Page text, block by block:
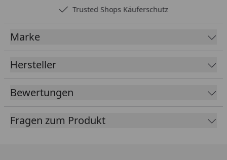
Trusted Shops Käuferschutz
Marke
Hersteller
Bewertungen
Fragen zum Produkt